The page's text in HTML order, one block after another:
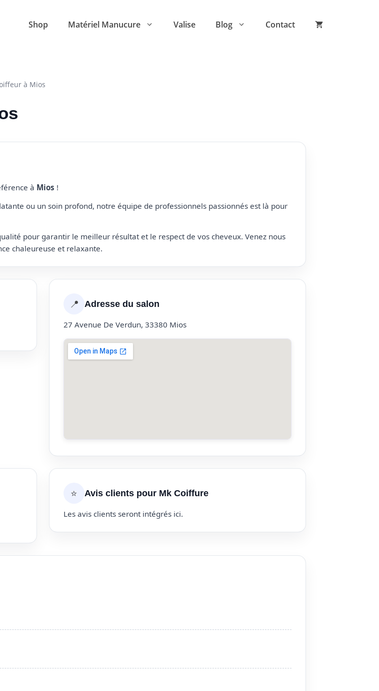
Shop Matériel Manucure Valise Blog Contact
à Mios
à Mios !
ou un soin profond, notre équipe de professionnels passionnés est là pour
pour garantir le meilleur résultat et le respect de vos cheveux. Venez nous
chaleureuse et relaxante.
📍 Adresse du salon
27 Avenue De Verdun, 33380 Mios
⭐ Avis clients pour Mk Coiffure
Les avis clients seront intégrés ici.